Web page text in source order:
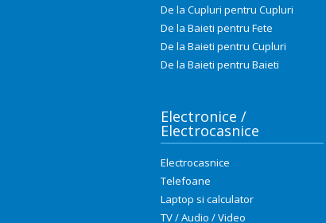
De la Cupluri pentru Cupluri
De la Baieti pentru Fete
De la Baieti pentru Cupluri
De la Baieti pentru Baieti
Electronice /
Electrocasnice
Electrocasnice
Telefoane
Laptop si calculator
TV / Audio / Video